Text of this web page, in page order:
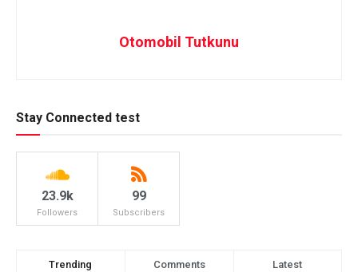
Otomobil Tutkunu
Stay Connected test
23.9k
Followers
99
Subscribers
Trending Comments Latest